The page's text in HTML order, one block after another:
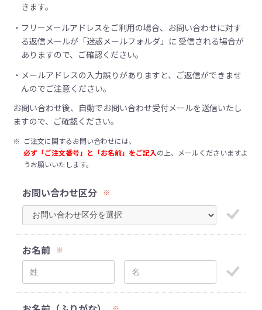
きます。
フリーメールアドレスをご利用の場合、お問い合わせに対す
る返信メールが「迷惑メールフォルダ」に 受信される場合が
ありますので、ご確認ください。
メールアドレスの入力誤りがありますと、ご返信ができませ
んのでご注意ください。
お問い合わせ後、自動でお問い合わせ受付メールを送信いたし
ますので、ご確認ください。
※ ご注文に関するお問い合わせには、
必ず「ご注文番号」と「お名前」をご記入の上、メールくださいますよ
うお願いいたします。
お問い合わせ区分 ※
お名前 ※